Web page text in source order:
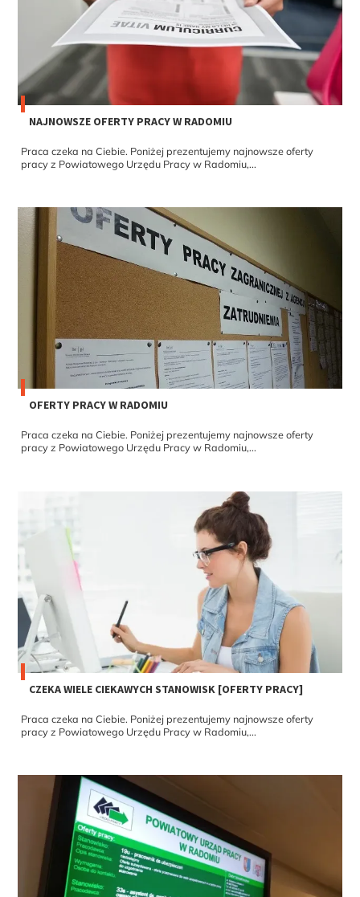
NAJNOWSZE OFERTY PRACY W RADOMIU
Praca czeka na Ciebie. Poniżej prezentujemy najnowsze oferty
pracy z Powiatowego Urzędu Pracy w Radomiu,...
OFERTY PRACY W RADOMIU
Praca czeka na Ciebie. Poniżej prezentujemy najnowsze oferty
pracy z Powiatowego Urzędu Pracy w Radomiu,...
CZEKA WIELE CIEKAWYCH STANOWISK [OFERTY PRACY]
Praca czeka na Ciebie. Poniżej prezentujemy najnowsze oferty
pracy z Powiatowego Urzędu Pracy w Radomiu,...